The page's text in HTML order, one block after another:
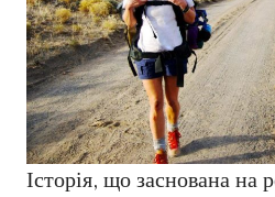
Історія, що заснована на